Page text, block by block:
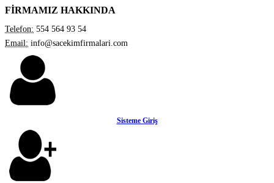
FİRMAMIZ HAKKINDA
Telefon: 554 564 93 54
Email: info@sacekimfirmalari.com
Sisteme Giriş